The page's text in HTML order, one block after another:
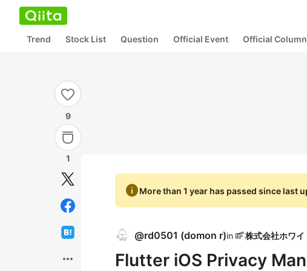
Trend Stock List Question Official Event Official Column
9
1
more_horiz
infoMore than 1 year has passed since last
@rd0501 (domon r)in
Flutter iOS Privacy